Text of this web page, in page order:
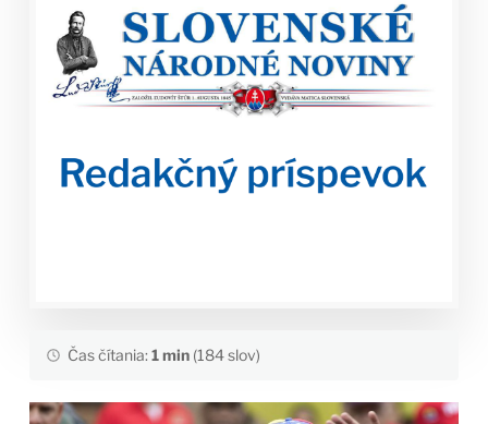
Čas čítania:1 min(184 slov)